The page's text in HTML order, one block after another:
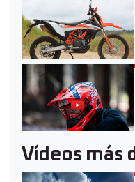
Vídeos más